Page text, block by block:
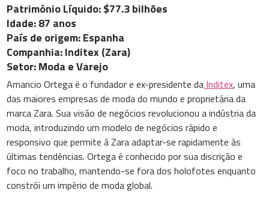
Patrimônio Líquido: $77.3 bilhões
Idade: 87 anos
País de origem: Espanha
Companhia: Inditex (Zara)
Setor: Moda e Varejo
Amancio Ortega é o fundador e ex-presidente da Inditex, uma
das maiores empresas de moda do mundo e proprietária da
marca Zara. Sua visão de negócios revolucionou a indústria da
moda, introduzindo um modelo de negócios rápido e
responsivo que permite à Zara adaptar-se rapidamente às
últimas tendências. Ortega é conhecido por sua discrição e
foco no trabalho, mantendo-se fora dos holofotes enquanto
constrói um império de moda global.